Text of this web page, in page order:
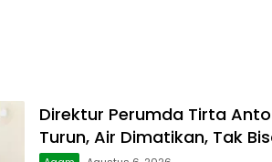
Direktur Perumda Tirta
Turun, Air Dimatikan, Tak